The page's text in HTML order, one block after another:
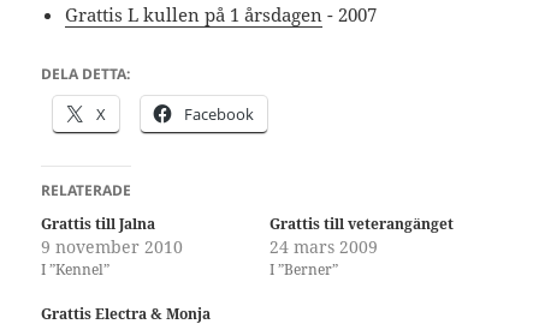
Grattis L kullen på 1 årsdagen - 2007
DELA DETTA:
X Facebook
RELATERADE
Grattis till Jalna
9 november 2010
I ”Kennel”
Grattis till veterangänget
24 mars 2009
I ”Berner”
Grattis Electra & Monja